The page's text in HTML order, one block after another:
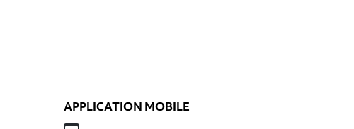
APPLICATION MOBILE